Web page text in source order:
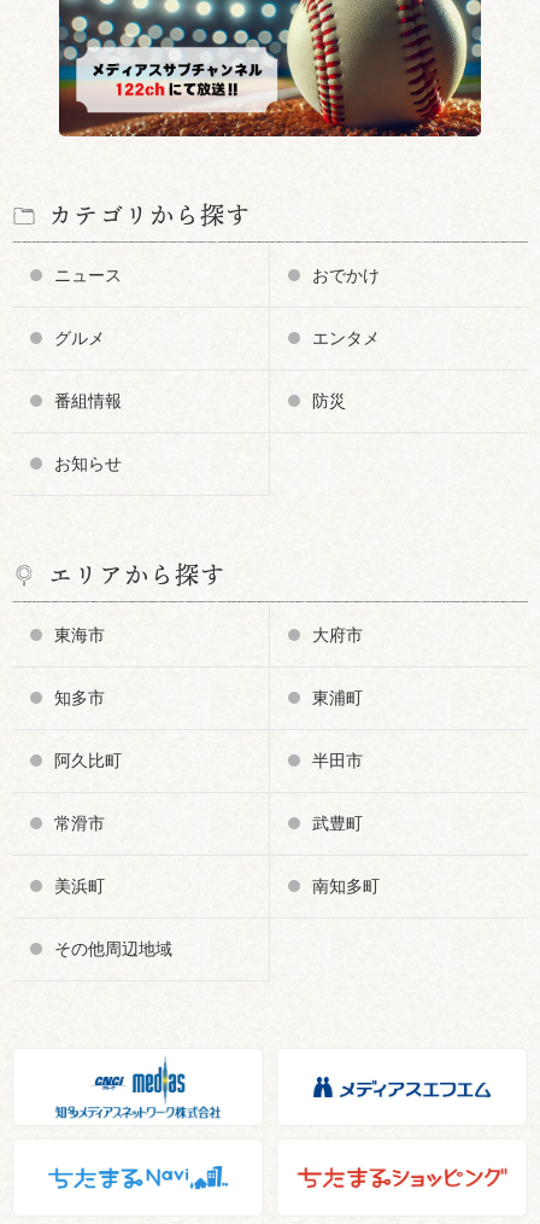
カテゴリから探す
ニュース おでかけ
グルメ エンタメ
番組情報 防災
お知らせ
エリアから探す
東海市 大府市
知多市 東浦町
阿久比町 半田市
常滑市 武豊町
美浜町 南知多町
その他周辺地域